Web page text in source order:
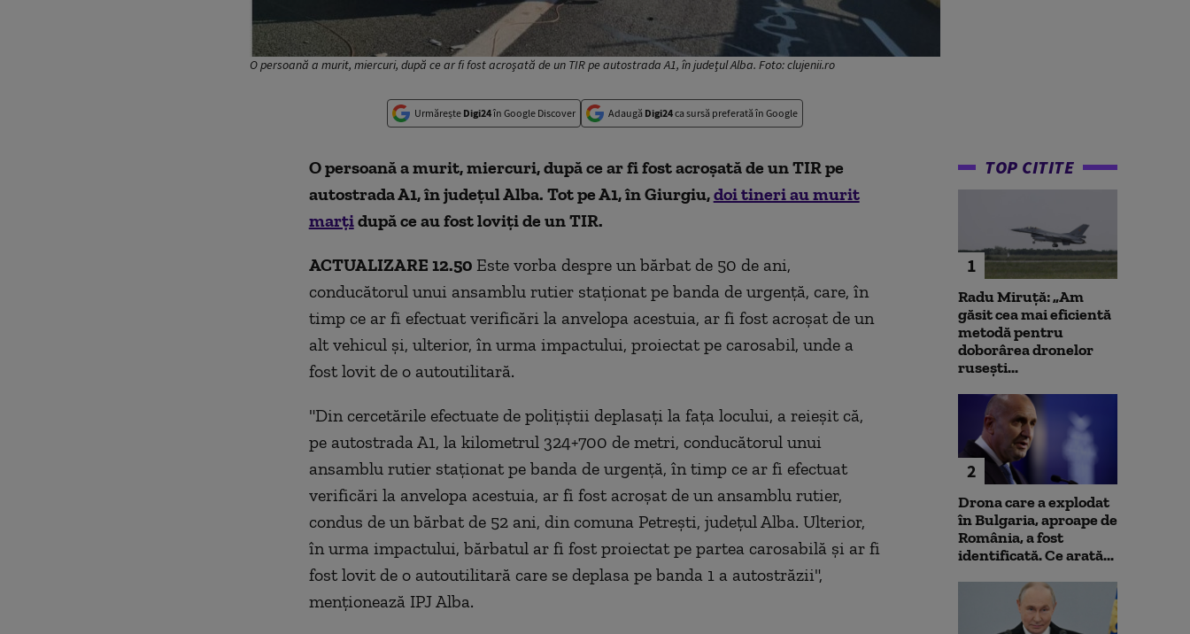
O persoană a murit, miercuri, după ce ar fi fost acroşată de un TIR pe autostrada A1, în judeţul Alba. Foto: clujenii.ro
Urmărește Digi24în Google Discover Adaugă Digi24ca sursă preferată în Google
O persoană a murit, miercuri, după ce ar fi fost acroşată de un TIR pe
autostrada A1, în judeţul Alba. Tot pe A1, în Giurgiu,doi tineri au murit
marțidupă ce au fost loviți de un TIR.
ACTUALIZARE 12.50 Este vorba despre un bărbat de 50 de ani,
conducătorul unui ansamblu rutier staţionat pe banda de urgenţă, care, în
timp ce ar fi efectuat verificări la anvelopa acestuia, ar fi fost acroşat de un
alt vehicul şi, ulterior, în urma impactului, proiectat pe carosabil, unde a
fost lovit de o autoutilitară.
"Din cercetările efectuate de poliţiştii deplasaţi la faţa locului, a reieşit că,
pe autostrada A1, la kilometrul 324+700 de metri, conducătorul unui
ansamblu rutier staţionat pe banda de urgenţă, în timp ce ar fi efectuat
verificări la anvelopa acestuia, ar fi fost acroşat de un ansamblu rutier,
condus de un bărbat de 52 ani, din comuna Petreşti, judeţul Alba. Ulterior,
în urma impactului, bărbatul ar fi fost proiectat pe partea carosabilă şi ar fi
fost lovit de o autoutilitară care se deplasa pe banda 1 a autostrăzii",
menţionează IPJ Alba.
TOP CITITE
1
Radu Miruță: „Am
găsit cea mai eficientă
metodă pentru
doborârea dronelor
rusești...
2
Drona care a explodat
în Bulgaria, aproape de
România, a fost
identificată. Ce arată...